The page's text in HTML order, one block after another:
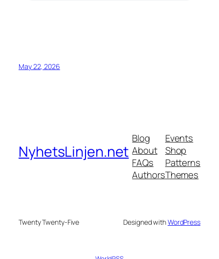
May 22, 2026
NyhetsLinjen.net
Blog
About
FAQs
Authors
Events
Shop
Patterns
Themes
Twenty Twenty-Five Designed withWordPress